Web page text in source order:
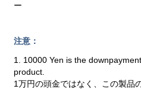
ー
注意：
1. 10000 Yen is the
product.
1万円の頭金ではなく、この製品